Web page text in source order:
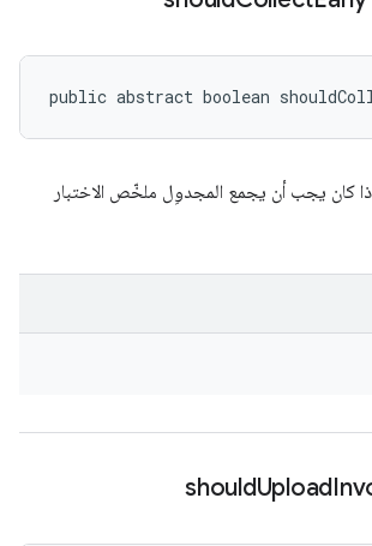
public abstract boolean
كان يجب أن يجمع المجدوِل ملخّص الاختبار
shouldUpload